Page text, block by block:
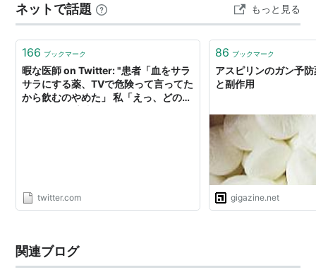
（NSAIDｓ）は主にCOX-1に効くタイプ、C…
ネットで話題 もっと見る
166 ブックマーク
暇な医師 on Twitter: "患者「血をサラ
サラにする薬、TVで危険って言ってた
から飲むのやめた」 私「えっ、どの薬
twitter.com
86 ブックマーク
アスピリンのガン予
と副作用
gigazine.net
関連ブログ